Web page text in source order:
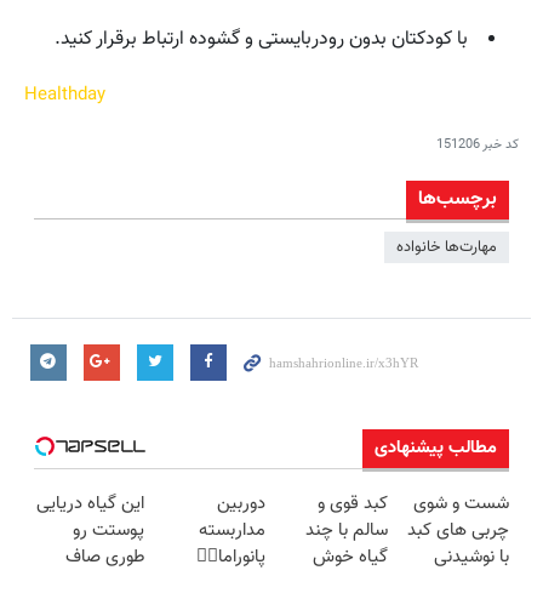
با کودکتان بدون رودربایستی و گشوده ارتباط برقرار کنید.
Healthday
کد خبر151206
برچسب‌ها
مهارت‌ها خانواده
مطالب پیشنهادی
شست و شوی
چربی های کبد
با نوشیدنی
کبد قوی و
سالم با چند
گیاه خوش
دوربین
مداربسته
پانوراما👈🏻
این گیاه دریایی
پوستت رو
طوری صاف